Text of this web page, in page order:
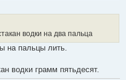
водки на два пальца
на пальцы лить.
водки грамм пятьдесят.